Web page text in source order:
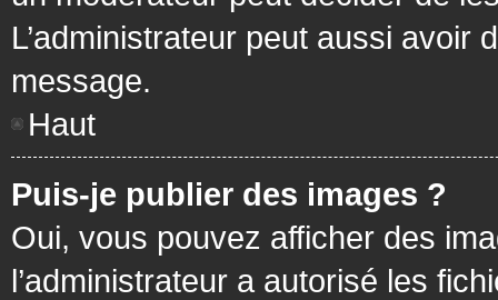
L’administrateur peut aussi avoir
message.
Haut
Puis-je publier des images ?
Oui, vous pouvez afficher des
l’administrateur a autorisé les